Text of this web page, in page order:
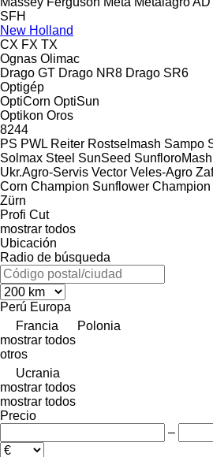
SFH
New Holland
CX FX TX
Ognas Olimac
Drago GT Drago NR8 Drago SR6
Optigép
OptiCorn OptiSun
Optikon Oros
8244
PS PWL Reiter Rostselmash Sampo
Solmax Steel SunSeed SunfloroMash
Ukr.Agro-Servis Vector Veles-Agro
Corn Champion Sunflower Champion
Zürn
Profi Cut
mostrar todos
Ubicación
Radio de búsqueda
Perú Europa
Francia
Polonia
mostrar todos
otros
Ucrania
mostrar todos
mostrar todos
Precio
–